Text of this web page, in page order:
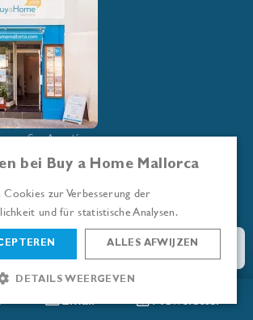
San Agustín
Avenida de Joan Miró 340
bei Buy a Home Mallorca
zur Verbesserung der
und für statistische Analysen.
ALLES AFWIJZEN
DETAILS WEERGEVEN